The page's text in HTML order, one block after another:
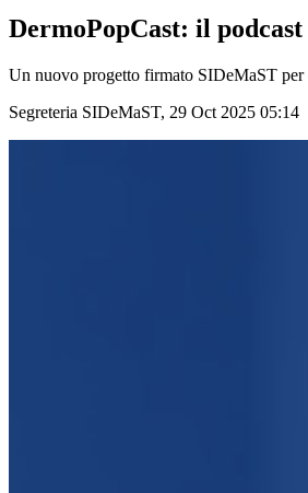
DermoPopCast: il
Un nuovo progetto firmato SIDeMaST per
Segreteria SIDeMaST, 29 Oct 2025 05:14